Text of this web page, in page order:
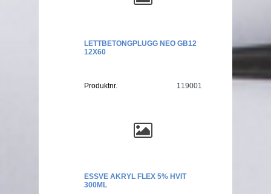
LETTBETONGPLUGG NEO GB12
12X60
Produktnr. 119001
ESSVE AKRYL FLEX 5% HVIT
300ML